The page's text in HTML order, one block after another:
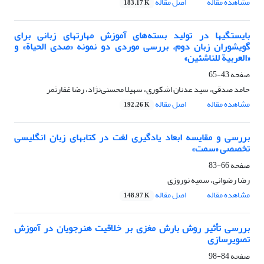
183.17 K
بایستگیها در تولید بسته‌های آموزش مهارتهای زبانی برای
گویشوران زبان دوم، بررسی موردی دو نمونه «صدی الحیاة» و
«العربیة للناشئین»
صفحه43-65
حامد صدقى، سید عدنان اشکورى، سهیلا محسنی‌نژاد، رضا غفارثمر
مشاهده مقاله
اصل مقاله 192.26 K
بررسی و مقایسه ابعاد یادگیری لغت در کتابهای زبان انگلیسی
تخصصی «سمت»
صفحه66-83
رضا رضوانی، سمیه نوروزی
مشاهده مقاله
اصل مقاله 148.97 K
بررسی تأثیر روش بارش مغزی بر خلاقیت هنرجویان در آموزش
تصویرسازی
صفحه84-98